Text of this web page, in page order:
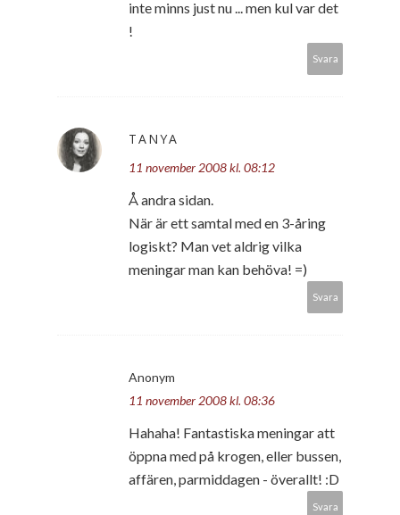
inte minns just nu ... men kul var det
!
Svara
TANYA
11 november 2008 kl. 08:12
Å andra sidan.
När är ett samtal med en 3-åring
logiskt? Man vet aldrig vilka
meningar man kan behöva! =)
Svara
Anonym
11 november 2008 kl. 08:36
Hahaha! Fantastiska meningar att
öppna med på krogen, eller bussen,
affären, parmiddagen - överallt! :D
Svara